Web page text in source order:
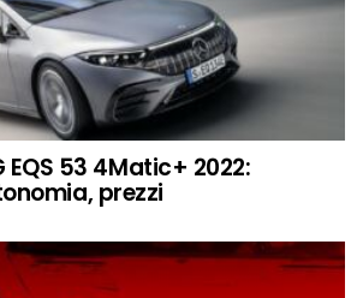
53 4Matic+ 2022:
prezzi